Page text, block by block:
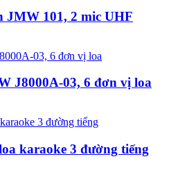
JMW 101, 2 mic UHF
J8000A-03, 6 đơn vị loa
karaoke 3 đường tiếng